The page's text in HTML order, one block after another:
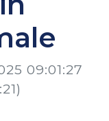
09:01:27